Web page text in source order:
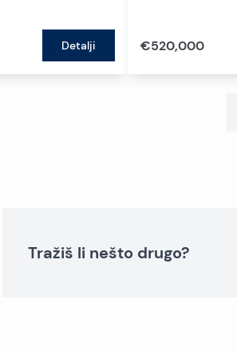
Detalji €520,000
Tražiš li nešto drugo?